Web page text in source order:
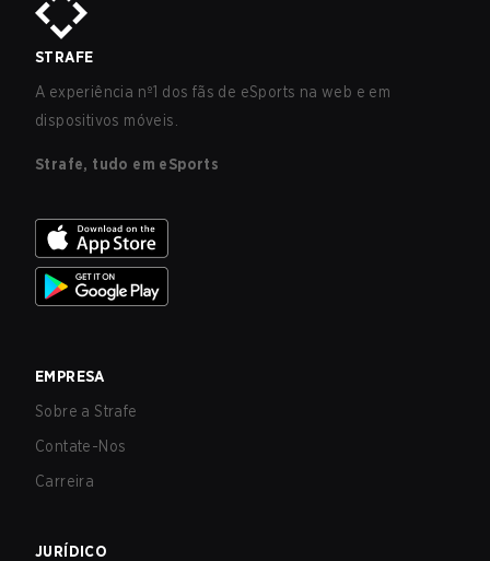
STRAFE
A experiência nº1 dos fãs de eSports na web e em
dispositivos móveis.
Strafe, tudo em eSports
EMPRESA
Sobre a Strafe
Contate-Nos
Carreira
JURÍDICO